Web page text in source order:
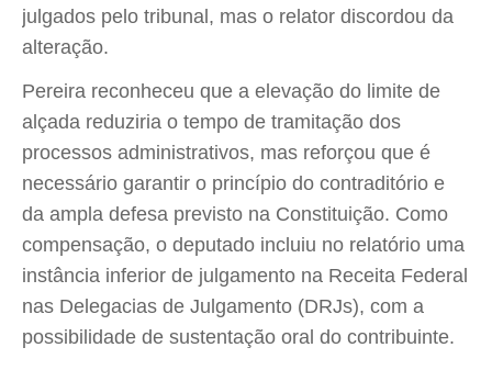
julgados pelo tribunal, mas o relator discordou da
alteração.
Pereira reconheceu que a elevação do limite de
alçada reduziria o tempo de tramitação dos
processos administrativos, mas reforçou que é
necessário garantir o princípio do contraditório e
da ampla defesa previsto na Constituição. Como
compensação, o deputado incluiu no relatório uma
instância inferior de julgamento na Receita Federal
nas Delegacias de Julgamento (DRJs), com a
possibilidade de sustentação oral do contribuinte.